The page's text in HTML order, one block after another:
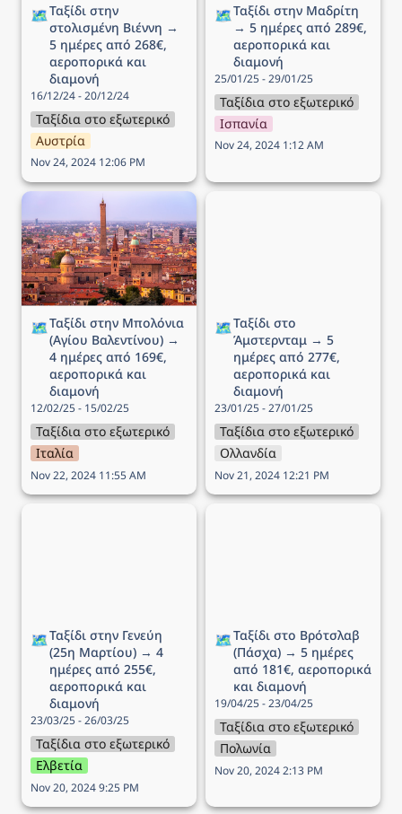
🗺️Ταξίδι στην
στολισμένη Βιέννη →
5 ημέρες από 268€,
αεροπορικά και
διαμονή
16/12/24 - 20/12/24
Ταξίδια στο εξωτερικό
Αυστρία
Nov 24, 2024 12:06 PM
🗺️Ταξίδι στην Μαδρίτη
→ 5 ημέρες από 289€,
αεροπορικά και
διαμονή
25/01/25 - 29/01/25
Ταξίδια στο εξωτερικό
Ισπανία
Nov 24, 2024 1:12 AM
Ταξίδι στην Μπολόνια
(Αγίου Βαλεντίνου) → 4
ημέρες από 169€,
αεροπορικά και διαμονή
🗺️Ταξίδι στην Μπολόνια
(Αγίου Βαλεντίνου) →
4 ημέρες από 169€,
αεροπορικά και
διαμονή
12/02/25 - 15/02/25
Ταξίδια στο εξωτερικό
Ιταλία
Nov 22, 2024 11:55 AM
🗺️Ταξίδι στο
Άμστερνταμ → 5
ημέρες από 277€,
αεροπορικά και
διαμονή
23/01/25 - 27/01/25
Ταξίδια στο εξωτερικό
Ολλανδία
Nov 21, 2024 12:21 PM
🗺️Ταξίδι στην Γενεύη
(25η Μαρτίου) → 4
ημέρες από 255€,
αεροπορικά και
διαμονή
23/03/25 - 26/03/25
Ταξίδια στο εξωτερικό
Ελβετία
Nov 20, 2024 9:25 PM
🗺️Ταξίδι στο Βρότσλαβ
(Πάσχα) → 5 ημέρες
από 181€, αεροπορικά
και διαμονή
19/04/25 - 23/04/25
Ταξίδια στο εξωτερικό
Πολωνία
Nov 20, 2024 2:13 PM